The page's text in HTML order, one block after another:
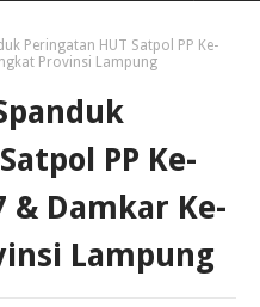
Peringatan HUT Satpol PP Ke-
Provinsi Lampung
PP Ke-
& Damkar Ke-
Lampung